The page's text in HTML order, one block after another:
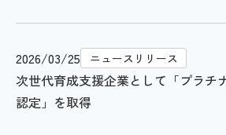
2026/03/25 ニュースリリース
次世代育成支援企業として「プラチ
認定」を取得